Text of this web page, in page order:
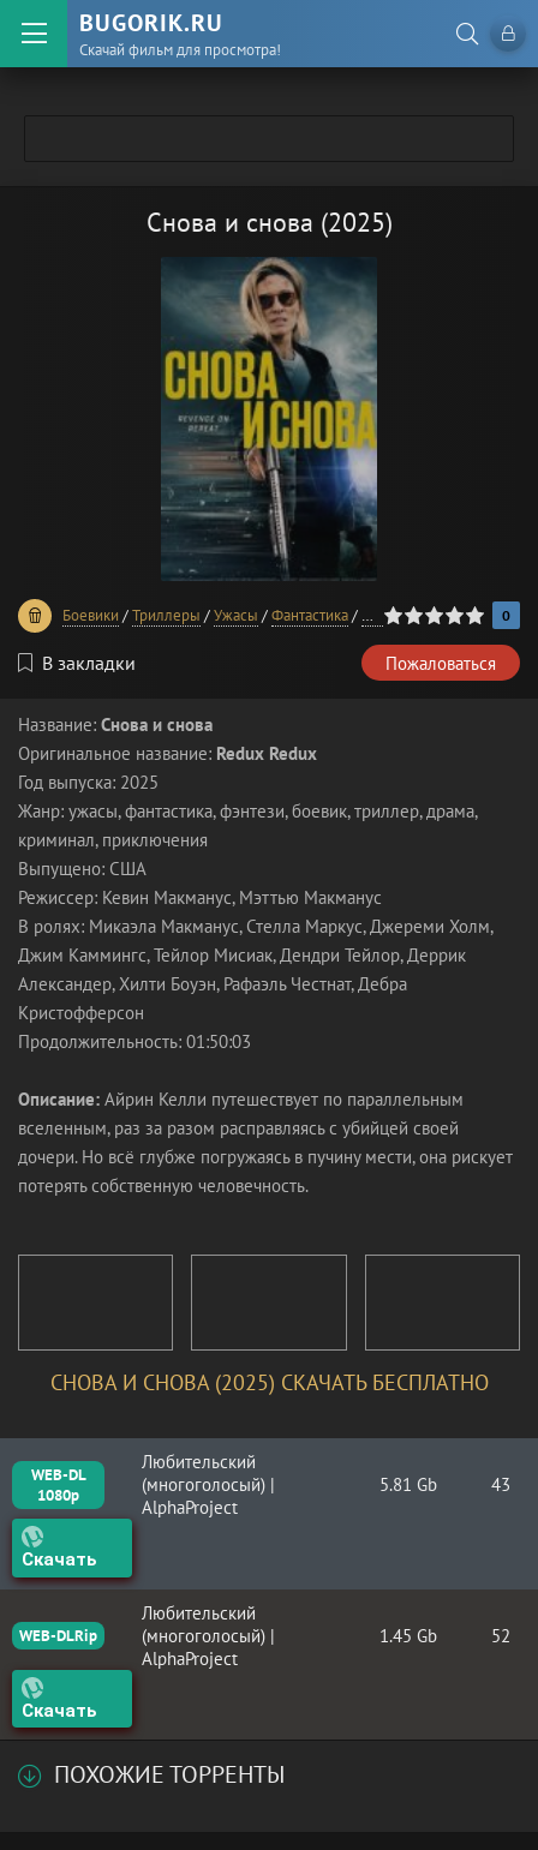
BUGORIK.RU
Скачай фильм для просмотра!
Снова и снова (2025)
Боевики /Триллеры /Ужасы /Фантастика/ Фэнтези/Приключения
0 1 2 3 4 5 0
В закладки Пожаловаться
Название: Снова и снова
Оригинальное название: Redux Redux
Год выпуска: 2025
Жанр: ужасы, фантастика, фэнтези, боевик, триллер, драма,
криминал, приключения
Выпущено: США
Режиссер: Кевин Макманус, Мэттью Макманус
В ролях: Микаэла Макманус, Стелла Маркус, Джереми Холм,
Джим Каммингс, Тейлор Мисиак, Дендри Тейлор, Деррик
Александер, Хилти Боуэн, Рафаэль Честнат, Дебра
Кристофферсон
Продолжительность: 01:50:03
Описание: Айрин Келли путешествует по параллельным
вселенным, раз за разом расправляясь с убийцей своей
дочери. Но всё глубже погружаясь в пучину мести, она рискует
потерять собственную человечность.
СНОВА И СНОВА (2025) СКАЧАТЬ БЕСПЛАТНО
WEB-DL
1080p
Любительский
(многоголосый) |
AlphaProject
5.81 Gb 43
Скачать
WEB-DLRip
Любительский
(многоголосый) |
AlphaProject
1.45 Gb 52
Скачать
ПОХОЖИЕ ТОРРЕНТЫ